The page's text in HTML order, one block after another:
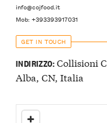
info@cojfood.it
Mob: +393393917031
GET IN TOUCH
INDIRIZZO:Collisioni
Alba, CN, Italia